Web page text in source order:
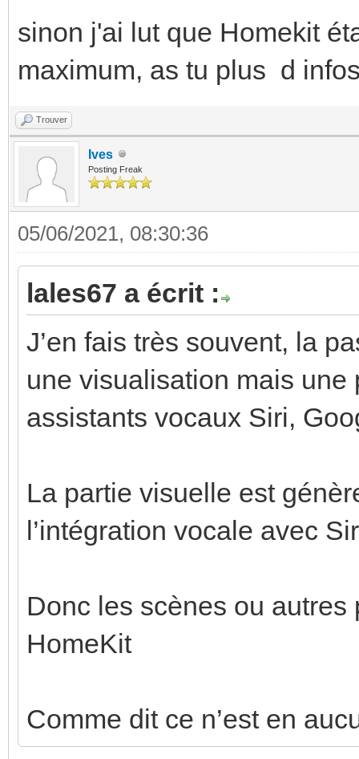
sinon j'ai lut que Homekit
maximum, as tu plus d
Trouver
Ives
Posting Freak
05/06/2021, 08:30:36
lales67 a écrit :
J’en fais très souvent, la
une visualisation mais
assistants vocaux Siri,
La partie visuelle est
l’intégration vocale avec
Donc les scènes ou
HomeKit
Comme dit ce n’est en